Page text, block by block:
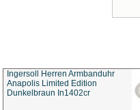
Ingersoll Herren Armbanduhr
Anapolis Limited Edition
Dunkelbraun In1402cr